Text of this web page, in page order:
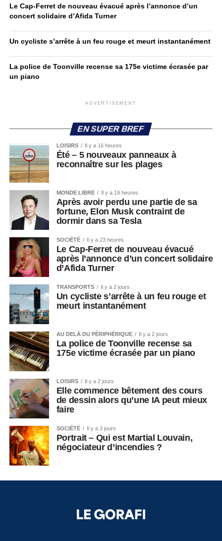
Le Cap-Ferret de nouveau évacué après l’annonce d’un
concert solidaire d’Afida Turner
Un cycliste s’arrête à un feu rouge et meurt instantanément
La police de Toonville recense sa 175e victime écrasée par
un piano
ADVERTISEMENT
EN SUPER BREF
LOISIRS Il y a 16 heures
Été – 5 nouveaux panneaux à
reconnaître sur les plages
MONDE LIBRE Il y a 19 heures
Après avoir perdu une partie de sa
fortune, Elon Musk contraint de
dormir dans sa Tesla
SOCIÉTÉ Il y a 23 heures
Le Cap-Ferret de nouveau évacué
après l’annonce d’un concert solidaire
d’Afida Turner
TRANSPORTS Il y a 2 jours
Un cycliste s’arrête à un feu rouge et
meurt instantanément
AU DELÀ DU PÉRIPHÉRIQUE Il y a 2 jours
La police de Toonville recense sa
175e victime écrasée par un piano
LOISIRS Il y a 2 jours
Elle commence bêtement des cours
de dessin alors qu’une IA peut mieux
faire
SOCIÉTÉ Il y a 3 jours
Portrait – Qui est Martial Louvain,
négociateur d’incendies ?